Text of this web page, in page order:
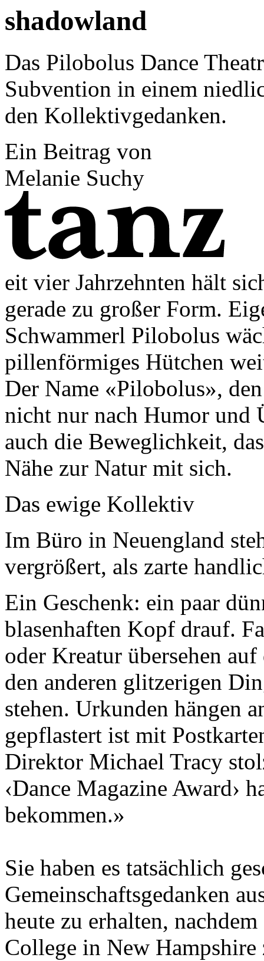
shadowland
Das Pilobolus Dance
Subvention in einem
den Kollektivgedanken.
Ein Beitrag von
Melanie Suchy
eit vier Jahrzehnten hält
gerade zu großer Form.
Schwammerl Pilobolus
pillenförmiges Hütchen
Der Name «Pilobolus»,
nicht nur nach Humor und
auch die Beweglichkeit,
Nähe zur Natur mit sich.
Das ewige Kollektiv
Im Büro in Neuengland
vergrößert, als zarte
Ein Geschenk: ein paar
blasenhaften Kopf drauf.
oder Kreatur übersehen
den anderen glitzerigen
stehen. Urkunden hängen
gepflastert ist mit
Direktor Michael Tracy
‹Dance Magazine Award›
bekommen.»
Sie haben es tatsächlich
Gemeinschaftsgedanken
heute zu erhalten,
College in New Hampshire